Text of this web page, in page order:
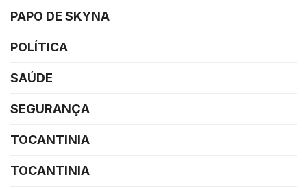
PAPO DE SKYNA
POLÍTICA
SAÚDE
SEGURANÇA
TOCANTINIA
TOCANTINIA